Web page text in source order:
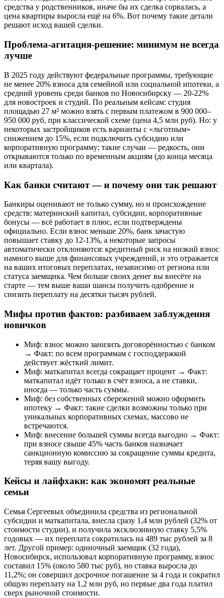
средства у родственников, иначе бы их сделка сорвалась, а
цена квартиры выросла ещё на 6%. Вот почему такие детали
решают исход вашей сделки.
Проблема-агитация-решение: минимум не всегда
лучше
В 2025 году действуют федеральные программы, требующие
не менее 20% взноса для семейной или социальной ипотеки, а
средний уровень среди банков по Новосибирску — 20-22%
для новостроек и студий. По реальным кейсам: студия
площадью 27 м² можно взять с первым платежом в 900 000–
950 000 руб, при классической схеме (цена 4,5 млн руб). Но: у
некоторых застройщиков есть варианты с «льготным»
снижением до 15%, если подключить субсидию или
корпоративную программу; такие случаи — редкость, они
открываются только по временным акциям (до конца месяца
или квартала).
Как банки считают — и почему они так решают
Банкиры оценивают не только сумму, но и происхождение
средств: материнский капитал, субсидии, корпоративные
бонусы — всё работает в плюс, если подтверждены
официально. Если взнос меньше 20%, банк зачастую
повышает ставку до 12-13%, а некоторые запросы
автоматически отклоняются: кредитный риск на низкий взнос
намного выше для финансовых учреждений, и это отражается
на ваших итоговых переплатах, независимо от региона или
статуса заемщика. Чем больше своих денег вы внесёте на
старте — тем выше ваши шансы получить одобрение и
снизить переплату на десятки тысяч рублей.
Мифы против фактов: разбиваем заблуждения
новичков
Миф: взнос можно занизить договорённостью с банком
→ Факт: по всем программам с господдержкой
действует жёсткий лимит.
Миф: маткапитал всегда сокращает процент → Факт:
маткапитал идёт только в счёт взноса, а не ставки,
иногда — только часть суммы.
Миф: без собственных сбережений можно оформить
ипотеку → Факт: такие сделки возможны только при
уникальных корпоративных схемах, массово не
встречаются.
Миф: внесение большей суммы всегда выгодно → Факт:
при взносе свыше 45% часть банков назначает
санкционную комиссию за сокращение суммы кредита,
теряя вашу выгоду.
Кейсы и лайфхаки: как экономят реальные
семьи
Семья Сергеевых объединила средства из региональной
субсидии и маткапитала, внесла сразу 1,4 млн рублей (32% от
стоимости студии), и получила эксклюзивную ставку 5,5%
годовых — их переплата сократилась на 489 тыс рублей за 8
лет. Другой пример: одиночный заемщик (32 года),
Новосибирск, использовал корпоративную программу, взнос
составил 15% (около 580 тыс руб), но ставка выросла до
11,2%; он совершил досрочное погашение за 4 года и сократил
общую переплату на 1,2 млн руб, но первые два года платил
сверх рыночной стоимости.